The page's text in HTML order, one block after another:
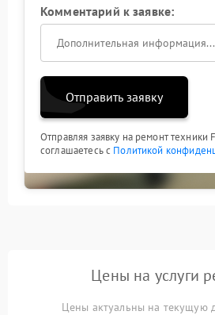
Комментарий к заявке:
Отправить заявку
Отправляя заявку на ремонт
соглашаетесь с Политикой
Цены на услуги
Цены актуальны на текущую